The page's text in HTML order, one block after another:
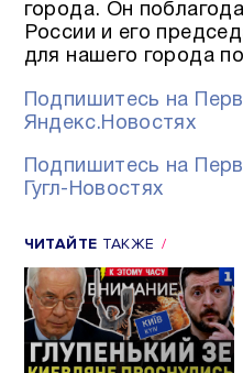
города. Он
России и его
для нашего города
Подпишитесь на
Яндекс.Новостях
Подпишитесь на
Гугл-Новостях
ЧИТАЙТЕ ТАКЖЕ